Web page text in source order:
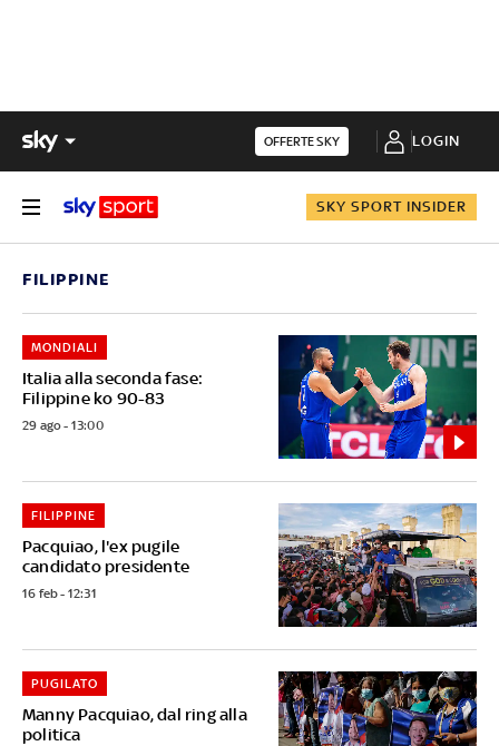
OFFERTE SKY LOGIN
SKY SPORT INSIDER
FILIPPINE
Italia alla seconda fase:
Filippine ko 90-83
MONDIALI
29 ago - 13:00
Pacquiao, l'ex pugile
candidato presidente
FILIPPINE
16 feb - 12:31
Manny Pacquiao, dal ring alla
politica
PUGILATO